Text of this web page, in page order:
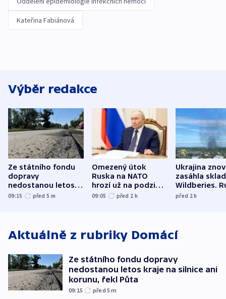
Kateřina Fabiánová
Výběr redakce
Ze státního fondu
dopravy
nedostanou letos
kraje na silnice ani
09:15 před 5 m
Omezený útok
Ruska na NATO
hrozí už na podzim,
varují tajné služby
09:05 před 2 h
Ukrajina
zasáhla
Wildberies.
útočili v
před 2h
Aktuálně z rubriky Domácí
Ze státního fondu dopravy
nedostanou letos kraje na silnice ani
korunu, řekl Půta
09:15 před 5m